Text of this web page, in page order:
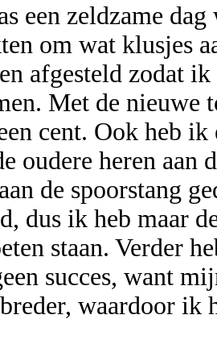
een zeldzame
om wat klusjes
afgesteld zodat
Met de nieuwe
cent. Ook heb
oudere heren aan
de spoorstang
dus ik heb maar
staan. Verder
succes, want
waardoor ik